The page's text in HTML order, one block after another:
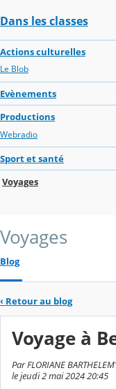
Dans les classes
Actions culturelles
Le Blob
Evènements
Productions
Webradio
Sport et santé
Voyages
Voyages
Blog
‹ Retour au blog
Voyage à
Par FLORIANE
le jeudi 2 mai 2024 20:45